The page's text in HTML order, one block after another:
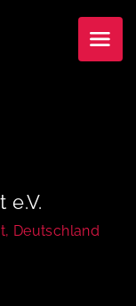
e.V.
Deutschland